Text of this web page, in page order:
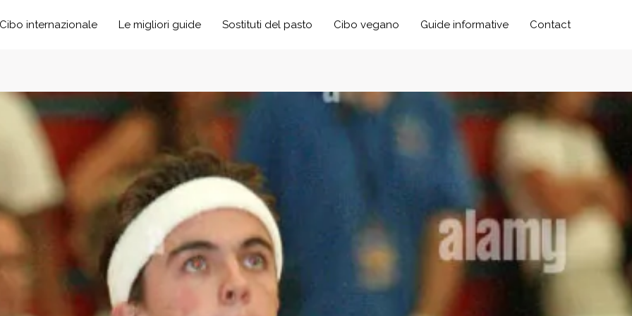
Cibo internazionale Le migliori guide Sostituti del pasto Cibo vegano Guide informative Contact